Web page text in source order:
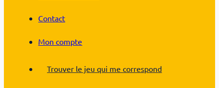
Contact
Mon compte
Trouver le jeu qui me correspond